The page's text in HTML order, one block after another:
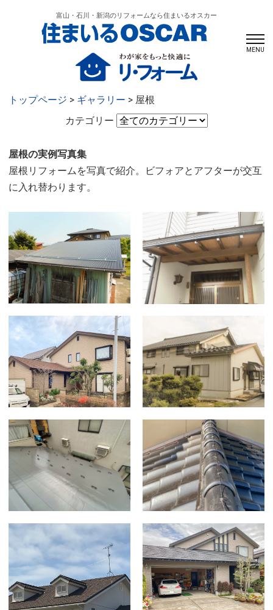
富山・石川・新潟のリフォームなら住まいるオスカー
MENU
トップページ > ギャラリー > 屋根
カテゴリー
屋根の実例写真集
屋根リフォームを写真で紹介。ビフォアとアフターが交互
に入れ替わります。